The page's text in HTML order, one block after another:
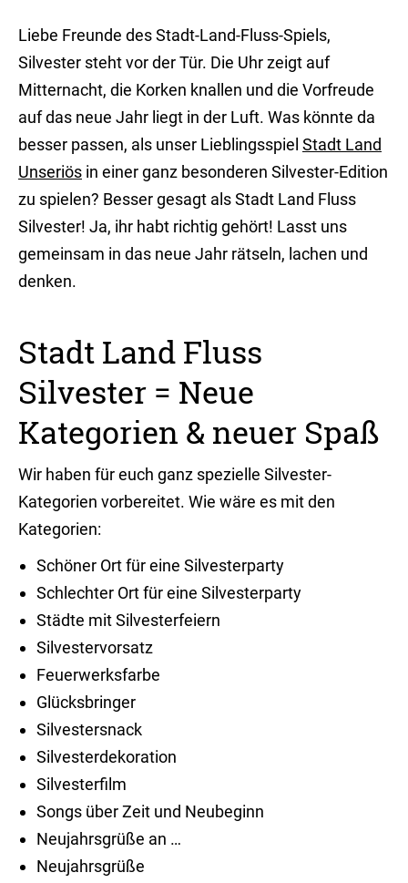
Liebe Freunde des Stadt-Land-Fluss-Spiels,
Silvester steht vor der Tür. Die Uhr zeigt auf
Mitternacht, die Korken knallen und die Vorfreude
auf das neue Jahr liegt in der Luft. Was könnte da
besser passen, als unser Lieblingsspiel Stadt Land
Unseriös in einer ganz besonderen Silvester-Edition
zu spielen? Besser gesagt als Stadt Land Fluss
Silvester! Ja, ihr habt richtig gehört! Lasst uns
gemeinsam in das neue Jahr rätseln, lachen und
denken.
Stadt Land Fluss
Silvester = Neue
Kategorien & neuer Spaß
Wir haben für euch ganz spezielle Silvester-
Kategorien vorbereitet. Wie wäre es mit den
Kategorien:
Schöner Ort für eine Silvesterparty
Schlechter Ort für eine Silvesterparty
Städte mit Silvesterfeiern
Silvestervorsatz
Feuerwerksfarbe
Glücksbringer
Silvestersnack
Silvesterdekoration
Silvesterfilm
Songs über Zeit und Neubeginn
Neujahrsgrüße an …
Neujahrsgrüße